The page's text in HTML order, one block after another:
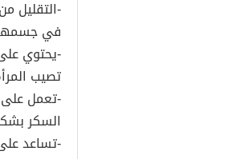
-التقليل
في
-يحتوي
تصيب
-تعمل
السكر
-تساعد